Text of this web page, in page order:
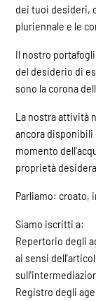
dei tuoi desideri,
pluriennale e le
Il nostro
del desiderio di
sono la corona
La nostra attività
ancora
momento
proprietà
Parliamo: croato,
Siamo iscritti a:
Repertorio degli
ai sensi
Registro degli